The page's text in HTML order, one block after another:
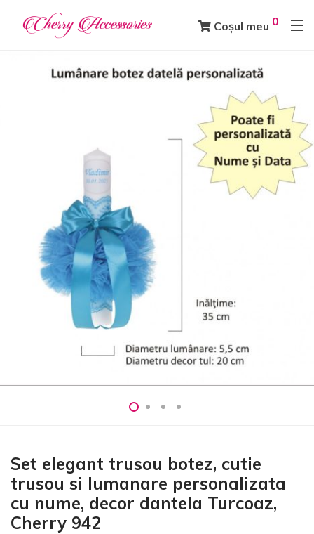
Coșul meu 0
Set elegant trusou botez, cutie
trusou si lumanare personalizata
cu nume, decor dantela Turcoaz,
Cherry 942